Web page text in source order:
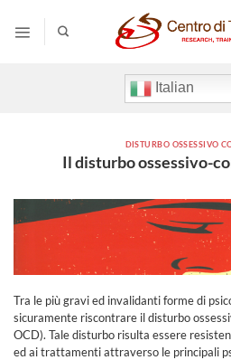
contenuti
Italian
DISTURBO OSSESSIVO
Il disturbo ossessivo-
Tra le più gravi ed invalidanti forme di
sicuramente riscontrare il disturbo
OCD). Tale disturbo risulta essere
ed ai trattamenti attraverso le principali